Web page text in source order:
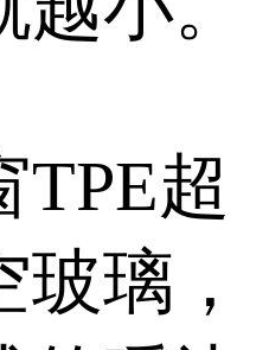
失就
温的
越小。